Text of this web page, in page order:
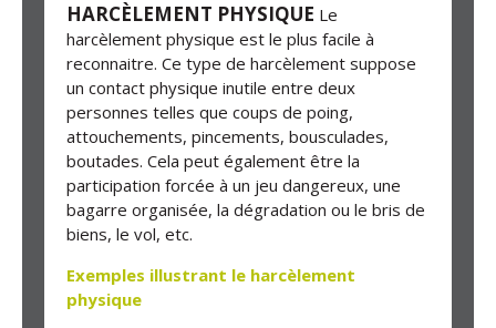
HARCÈLEMENT PHYSIQUE Le
harcèlement physique est le plus facile à
reconnaitre. Ce type de harcèlement suppose
un contact physique inutile entre deux
personnes telles que coups de poing,
attouchements, pincements, bousculades,
boutades. Cela peut également être la
participation forcée à un jeu dangereux, une
bagarre organisée, la dégradation ou le bris de
biens, le vol, etc.
Exemples illustrant le harcèlement
physique